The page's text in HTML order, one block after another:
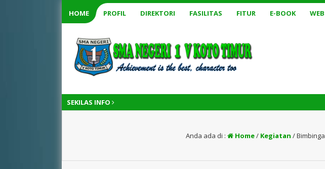
HOME PROFIL DIREKTORI FASILITAS FITUR E-BOOK
SEKILAS INFO
Anda ada di : Home/ Kegiatan /